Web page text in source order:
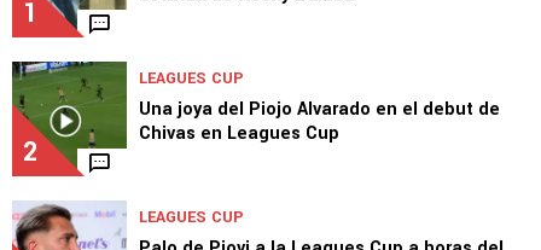
1
2
LEAGUES CUP
Una joya del Piojo Alvarado en el debut de
Chivas en Leagues Cup
LEAGUES CUP